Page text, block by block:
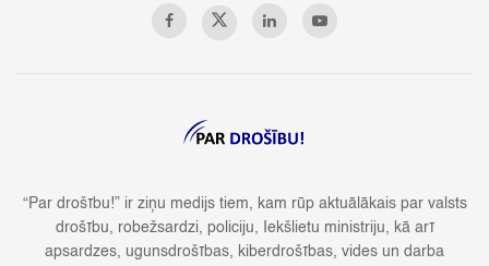
“Par drošību!” ir ziņu medijs tiem, kam rūp aktuālākais par valsts
drošību, robežsardzi, policiju, Iekšlietu ministriju, kā arī
apsardzes, ugunsdrošības, kiberdrošības, vides un darba